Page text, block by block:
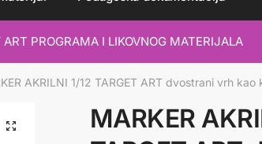
PROGRAMA I LIKOVNOG MATERIJALA
AKRILNI 1/12 TARGET ART dvostrani vrh kao
MARKER